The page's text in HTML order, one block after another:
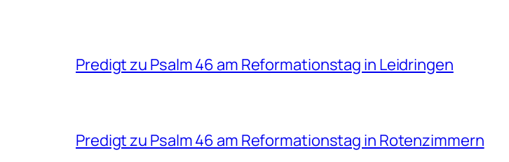
Predigt zu Psalm 46 am Reformationstag in Leidringen
Predigt zu Psalm 46 am Reformationstag in Rotenzimmern